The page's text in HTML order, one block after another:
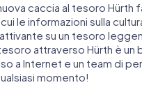
caccia al tesoro Hürth
le informazioni sulla
su un tesoro
attraverso Hürth è un
a Internet e un team di
momento!